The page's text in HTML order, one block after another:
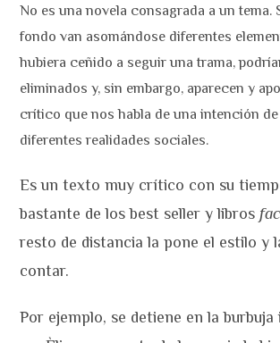
No es una novela consagrada a un tema.
fondo van asomándose diferentes
hubiera ceñido a seguir una trama,
eliminados y, sin embargo, aparecen y
crítico que nos habla de una intención
diferentes realidades sociales.
Es un texto muy crítico con su
bastante de los best seller y libros
resto de distancia la pone el estilo y
contar.
Por ejemplo, se detiene en la burbuja